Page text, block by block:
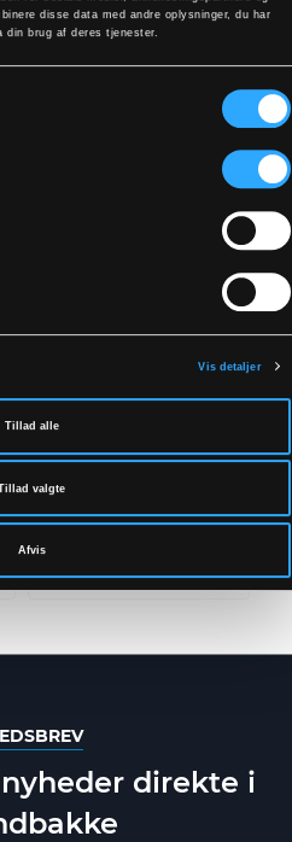
disse data med andre oplysninger, du har
din brug af deres tjenester.
Vis detaljer
Tillad alle
valgte
Afvis
tilsvarende farver
FR-LR32
BRANDHÆMMENDE
PU KVALITET MED
AFTAGELIGT QUILTET
FOER
XS - 4XL
direkte i